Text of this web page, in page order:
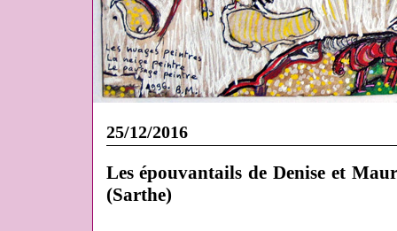
25/12/2016
Les épouvantails de Denise et
(Sarthe)